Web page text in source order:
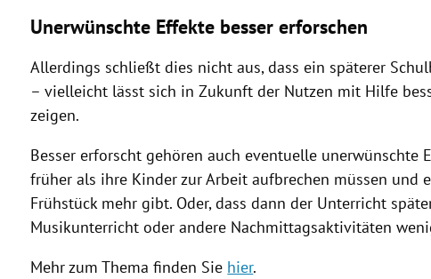
Unerwünschte Effekte besser erforschen
Allerdings schließt dies nicht aus, dass ein späterer
– vielleicht lässt sich in Zukunft der Nutzen mit Hilfe
zeigen.
Besser erforscht gehören auch eventuelle unerwünschte
früher als ihre Kinder zur Arbeit aufbrechen müssen und
Frühstück mehr gibt. Oder, dass dann der Unterricht
Musikunterricht oder andere Nachmittagsaktivitäten
Mehr zum Thema finden Sie hier.